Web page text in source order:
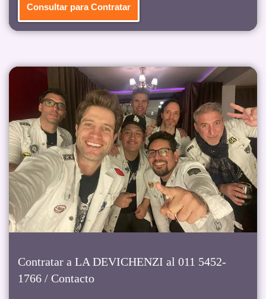
Consultar para Contratar
Contratar a LA DEVICHENZI al 011 5452-
1766 / Contacto